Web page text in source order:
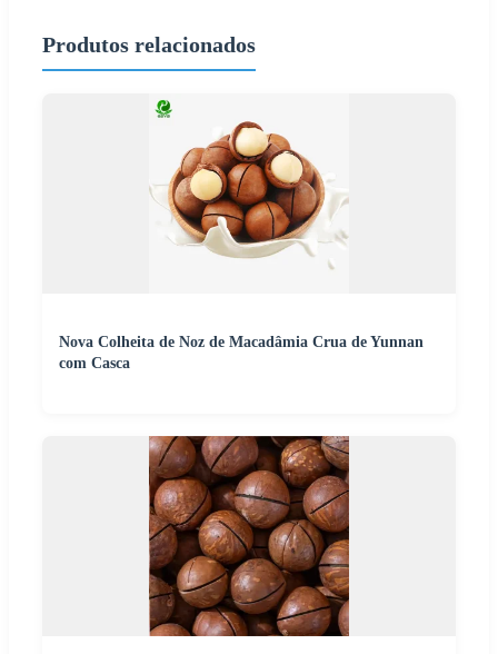
Produtos relacionados
Nova Colheita de Noz de Macadâmia Crua de Yunnan
com Casca